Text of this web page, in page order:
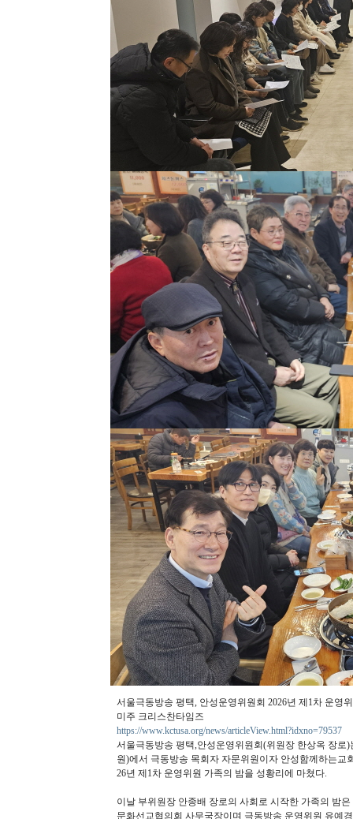
서울극동방송 평택, 안성운영위원회 2026년 제1차 운영
미주 크리스찬타임즈
https://www.kctusa.org/news/articleView.html?idxno=79537
서울극동방송 평택,안성운영위원회(위원장 한상옥 장로
원)에서 극동방송 목회자 자문위원이자 안성함께하는
26년 제1차 운영위원 가족의 밤을 성황리에 마쳤다.
이날 부위원장 안종배 장로의 사회로 시작한 가족의 밤
문화선교협의회 사무국장이며 극동방송 운영위원 유예